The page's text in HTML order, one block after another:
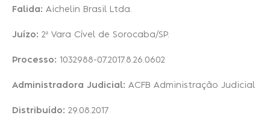
Falida: Aichelin Brasil Ltda.
Juízo: 2ª Vara Cível de Sorocaba/SP.
Processo: 1032988-07.2017.8.26.0602
Administradora Judicial: ACFB Administração Judicial
Distribuído: 29.08.2017